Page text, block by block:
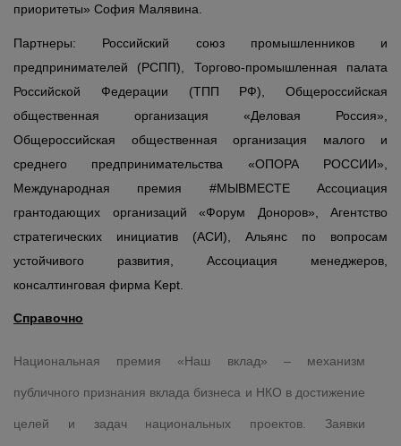
приоритеты» София Малявина.
Партнеры: Российский союз промышленников и
предпринимателей (РСПП), Торгово-промышленная палата
Российской Федерации (ТПП РФ), Общероссийская
общественная организация «Деловая Россия»,
Общероссийская общественная организация малого и
среднего предпринимательства «ОПОРА РОССИИ»,
Международная премия #МЫВМЕСТЕ Ассоциация
грантодающих организаций «Форум Доноров», Агентство
стратегических инициатив (АСИ), Альянс по вопросам
устойчивого развития, Ассоциация менеджеров,
консалтинговая фирма Kept.
Справочно
Национальная премия «Наш вклад» – механизм
публичного признания вклада бизнеса и НКО в достижение
целей и задач национальных проектов. Заявки